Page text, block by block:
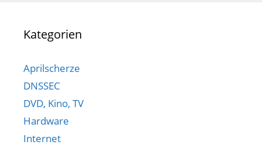
Kategorien
Aprilscherze
DNSSEC
DVD, Kino, TV
Hardware
Internet